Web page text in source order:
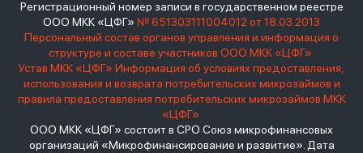
Регистрационный номер записи в государственном реестре
ООО МКК «ЦФГ» № 651303111004012 от 18.03.2013
Персональный состав органов управления и информация о
структуре и составе участников ООО МКК «ЦФГ»
Устав МКК «ЦФГ» Информация об условиях предоставления,
использования и возврата потребительских микрозаймов и
правила предоставления потребительских микрозаймов МКК
«ЦФГ»
ООО МКК «ЦФГ» состоит в СРО Союз микрофинансовых
организаций «Микрофинансирование и развитие». Дата